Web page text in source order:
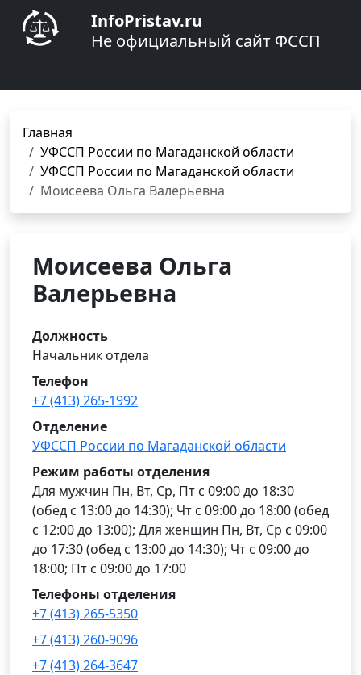
InfoPristav.ru
Не официальный сайт ФССП
Главная
УФССП России по Магаданской области
УФССП России по Магаданской области
Моисеева Ольга Валерьевна
Моисеева Ольга
Валерьевна
Должность
Начальник отдела
Телефон
+7 (413) 265-1992
Отделение
УФССП России по Магаданской области
Режим работы отделения
Для мужчин Пн, Вт, Ср, Пт с 09:00 до 18:30
(обед с 13:00 до 14:30); Чт с 09:00 до 18:00 (обед
с 12:00 до 13:00); Для женщин Пн, Вт, Ср с 09:00
до 17:30 (обед с 13:00 до 14:30); Чт с 09:00 до
18:00; Пт с 09:00 до 17:00
Телефоны отделения
+7 (413) 265-5350
+7 (413) 260-9096
+7 (413) 264-3647